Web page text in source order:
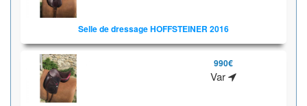
Selle de dressage HOFFSTEINER 2016
990€
Var